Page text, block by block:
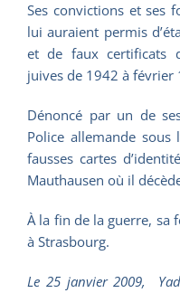
Ses convictions et ses
lui auraient permis
et de faux certificats
juives de 1942 à février
Dénoncé par un de
Police allemande sous
fausses cartes
Mauthausen où il
À la fin de la guerre, sa
à Strasbourg.
Le 25 janvier 2009,